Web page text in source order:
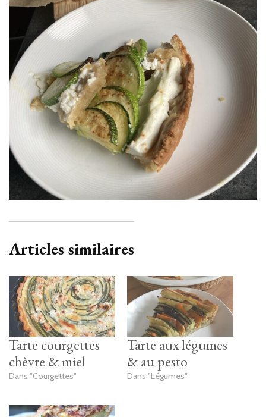
Articles similaires
Tarte courgettes
chèvre & miel
Dans "Courgettes"
Tarte aux légumes
& au pesto
Dans "Légumes"